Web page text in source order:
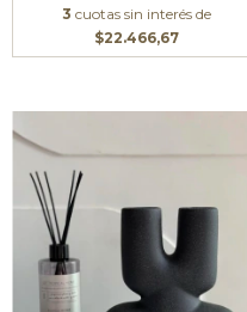
3 cuotas sin interés de
$22.466,67